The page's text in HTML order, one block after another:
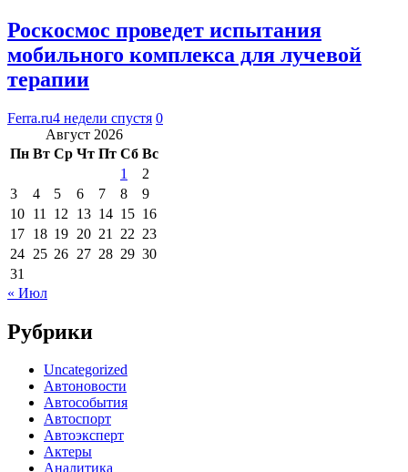
Роскосмос проведет испытания
мобильного комплекса для лучевой
терапии
Ferra.ru4 недели спустя 0
Август 2026
Пн Вт Ср Чт Пт Сб Вс
1
2
3
4 5 6 7 8
9
10 11 12 13 14 15 16
17 18 19 20 21 22 23
24 25 26 27 28 29 30
31
« Июл
Рубрики
Uncategorized
Автоновости
Автособытия
Автоспорт
Автоэксперт
Актеры
Аналитика